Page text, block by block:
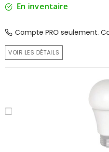
En inventaire
Compte PRO seulement.
VOIR LES DÉTAILS